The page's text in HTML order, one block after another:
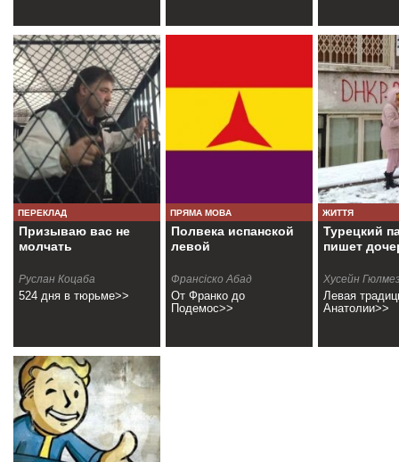
ПЕРЕКЛАД
Призываю вас не
молчать
Руслан Коцаба
524 дня в тюрьме>>
ПРЯМА МОВА
Полвека испанской
левой
Франсіско Абад
От Франко до
Подемос>>
ЖИТТЯ
Турецкий
пишет
Хусейн
Левая
Анатолии>>